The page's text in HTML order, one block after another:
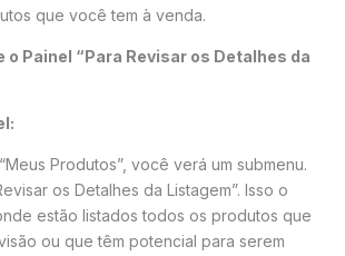
que você tem à venda.
o Painel “Para Revisar os Detalhes da
Produtos”, você verá um submenu.
os Detalhes da Listagem”. Isso o
estão listados todos os produtos que
ou que têm potencial para serem